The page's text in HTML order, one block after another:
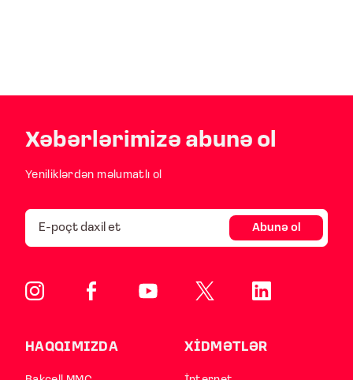
Xəbərlərimizə abunə ol
Yeniliklərdən məlumatlı ol
Abunə ol
HAQQIMIZDA XİDMƏTLƏR